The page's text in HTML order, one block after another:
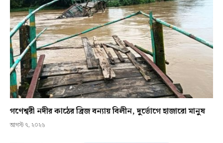
গণেশ্বরী নদীর কাঠের ব্রিজ বন্যায় বিলীন, দুর্ভোগে হাজারো মানুষ
আগস্ট ৭, ২০২৬